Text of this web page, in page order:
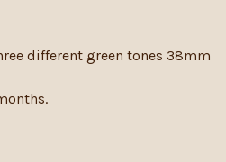
different green tones 38mm